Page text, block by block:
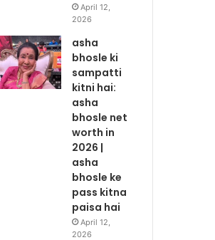
April 12,
2026
asha
bhosle ki
sampatti
kitni hai:
asha
bhosle net
worth in
2026 |
asha
bhosle ke
pass kitna
paisa hai
April 12,
2026